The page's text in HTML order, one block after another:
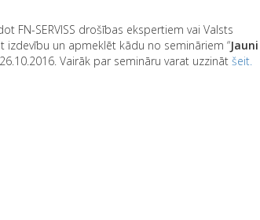
FN-SERVISS drošības ekspertiem vai Valsts
un apmeklēt kādu no semināriem “Jauni
Vairāk par semināru varat uzzināt šeit.